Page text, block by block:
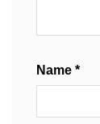
Name *